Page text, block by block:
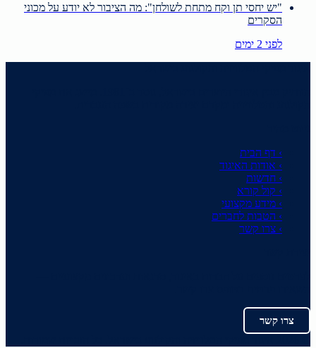
"יש יחסי תן וקח מתחת לשולחן": מה הציבור לא יודע על מכוני
הסקרים
לפני 2 ימים
› דף הבית
› אודות האיגוד
› חדשות
› קול קורא
› מידע מקצועי
› הטבות לחברים
› צרו קשר
צרו קשר